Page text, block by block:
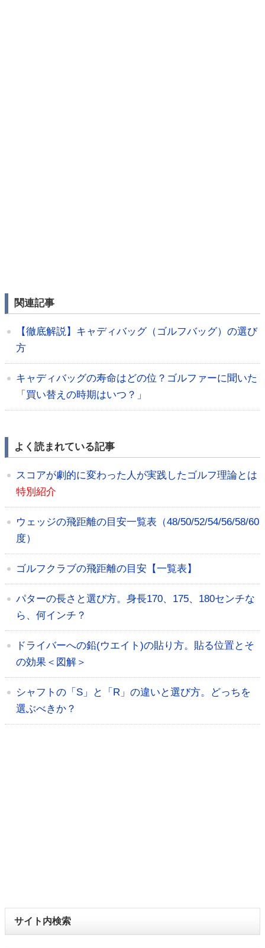
関連記事
【徹底解説】キャディバッグ（ゴルフバッグ）の選び
方
キャディバッグの寿命はどの位？ゴルファーに聞いた
「買い替えの時期はいつ？」
よく読まれている記事
スコアが劇的に変わった人が実践したゴルフ理論とは
特別紹介
ウェッジの飛距離の目安一覧表（48/50/52/54/56/58/60
度）
ゴルフクラブの飛距離の目安【一覧表】
パターの長さと選び方。身長170、175、180センチな
ら、何インチ？
ドライバーへの鉛(ウエイト)の貼り方。貼る位置とそ
の効果＜図解＞
シャフトの「S」と「R」の違いと選び方。どっちを
選ぶべきか？
サイト内検索